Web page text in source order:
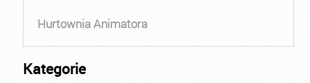
Hurtownia Animatora
Kategorie